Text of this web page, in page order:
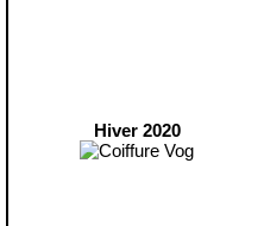
Hiver 2020